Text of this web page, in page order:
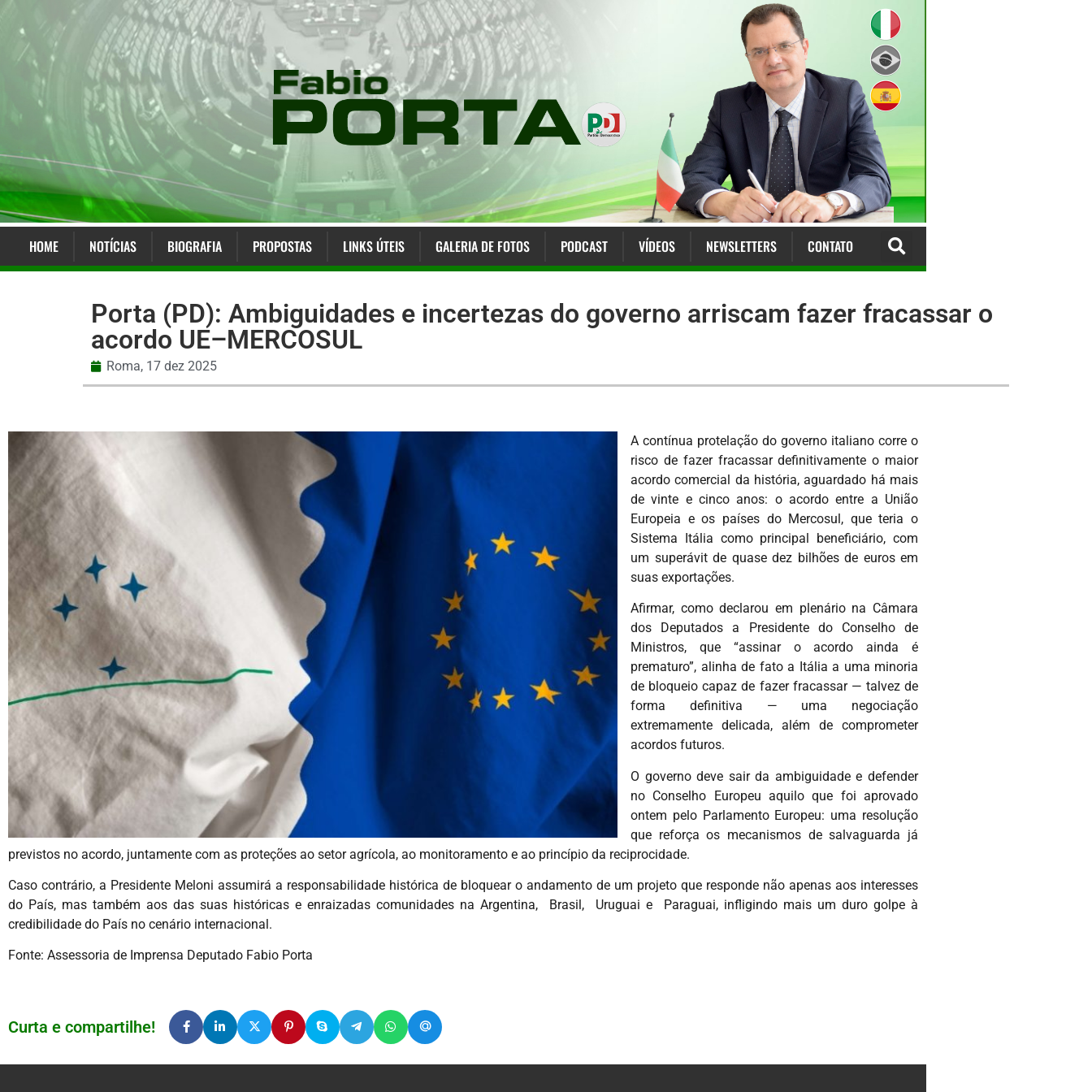
HOME NOTÍCIAS BIOGRAFIA PROPOSTAS LINKS ÚTEIS GALERIA DE FOTOS PODCAST VÍDEOS NEWSLETTERS CONTATO
Porta (PD): Ambiguidades e incertezas do governo arriscam fazer fracassar o
acordo UE–MERCOSUL
Roma, 17 dez 2025
A contínua protelação do governo italiano corre o
risco de fazer fracassar definitivamente o maior
acordo comercial da história, aguardado há mais
de vinte e cinco anos: o acordo entre a União
Europeia e os países do Mercosul, que teria o
Sistema Itália como principal beneficiário, com
um superávit de quase dez bilhões de euros em
suas exportações.
Afirmar, como declarou em plenário na Câmara
dos Deputados a Presidente do Conselho de
Ministros, que “assinar o acordo ainda é
prematuro”, alinha de fato a Itália a uma minoria
de bloqueio capaz de fazer fracassar — talvez de
forma definitiva — uma negociação
extremamente delicada, além de comprometer
acordos futuros.
O governo deve sair da ambiguidade e defender
no Conselho Europeu aquilo que foi aprovado
ontem pelo Parlamento Europeu: uma resolução
que reforça os mecanismos de salvaguarda já
previstos no acordo, juntamente com as proteções ao setor agrícola, ao monitoramento e ao princípio da reciprocidade.
Caso contrário, a Presidente Meloni assumirá a responsabilidade histórica de bloquear o andamento de um projeto que responde não apenas aos interesses
do País, mas também aos das suas históricas e enraizadas comunidades na Argentina, Brasil, Uruguai e Paraguai, infligindo mais um duro golpe à
credibilidade do País no cenário internacional.
Fonte: Assessoria de Imprensa Deputado Fabio Porta
Curta e compartilhe!